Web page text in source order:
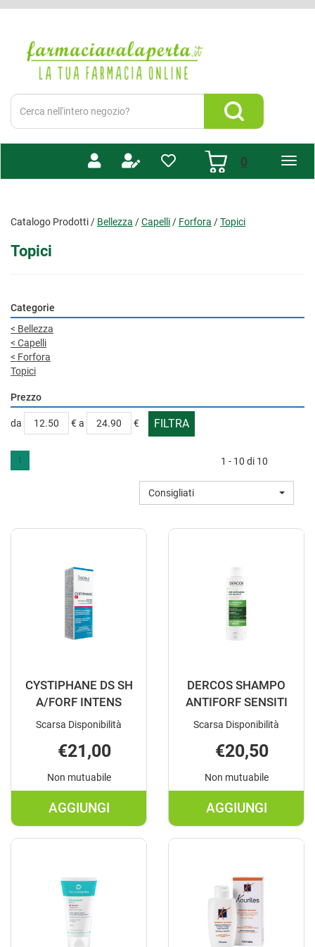
principale
Valaperta
Cerca
Prodotto
Cerca Prodotto
0prodotti
Catalogo Prodotti / Bellezza /Capelli / Forfora /Topici
Topici
Categorie
< Bellezza
< Capelli
< Forfora
Topici
Prezzo
filtra
da €
filtra
a €
1 1 - 10 di 10
Consigliati
CYSTIPHANE DS SH
A/FORF INTENS
Scarsa Disponibilità
€21,00
Non mutuabile
AGGIUNGI
AGGIUNGI CYSTIPHANE
DS
A/FORF
INTENS AL
CARRELLO
DERCOS SHAMPO
ANTIFORF SENSITI
Scarsa Disponibilità
€20,50
Non mutuabile
AGGIUNGI
AGGIUNGI
SHAMPO
SENSITI AL
CARRELLO